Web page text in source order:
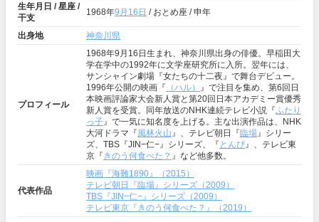
生年月日 / 星座 /
干支
1968年9月16日 / おとめ座 / 申年
出身地 神奈川県
プロフィール
1968年9月16日生まれ、神奈川県出身の俳優。早稲田大
学在学中の1992年に文学座研究所に入所。翌年には、
サンシャイン劇場『女たちの十二夜』で舞台デビュー。
1996年公開の映画『 （ハル） 』で注目を集め、第6回日
本映画評論家大会新人賞と第20回日本アカデミー賞優秀
新人賞を受賞。同年放送のNHK連続テレビ小説『ふたり
っ子』で一気に知名度を上げる。主な出演作品は、NHK
大河ドラマ『風林火山』、テレビ朝日『臨場』シリー
ズ、TBS『JIN−仁−』シリーズ、『 とんび』、テレビ東
京『 きのう何食べた？ 』など他多数。
代表作品
映画『海難1890』（2015）
テレビ朝日『臨場』シリーズ（2009）
TBS『JIN−仁−』シリーズ（2009）
テレビ東京『きのう何食べた？』（2019）